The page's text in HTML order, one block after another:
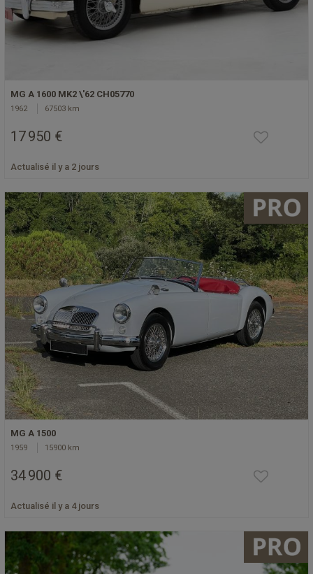
MG A 1600 MK2 \'62 CH05770
1962 67503 km
17 950 €
Actualisé il y a 2 jours
MG A 1500
1959 15900 km
34 900 €
Actualisé il y a 4 jours